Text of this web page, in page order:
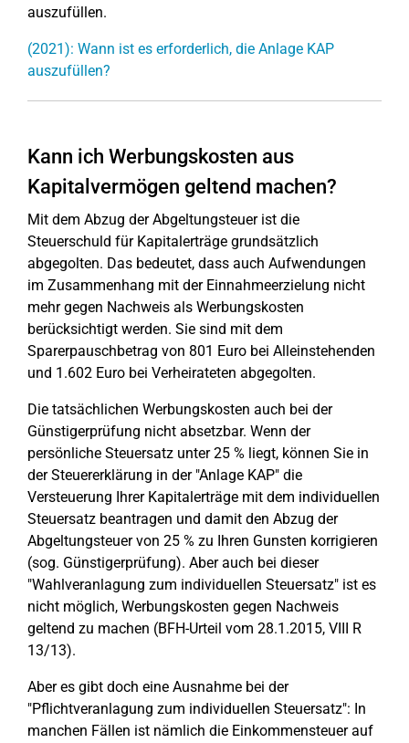
auszufüllen.
(2021): Wann ist es erforderlich, die Anlage KAP
auszufüllen?
Kann ich Werbungskosten aus
Kapitalvermögen geltend machen?
Mit dem Abzug der Abgeltungsteuer ist die
Steuerschuld für Kapitalerträge grundsätzlich
abgegolten. Das bedeutet, dass auch Aufwendungen
im Zusammenhang mit der Einnahmeerzielung nicht
mehr gegen Nachweis als Werbungskosten
berücksichtigt werden. Sie sind mit dem
Sparerpauschbetrag von 801 Euro bei Alleinstehenden
und 1.602 Euro bei Verheirateten abgegolten.
Die tatsächlichen Werbungskosten auch bei der
Günstigerprüfung nicht absetzbar. Wenn der
persönliche Steuersatz unter 25 % liegt, können Sie in
der Steuererklärung in der "Anlage KAP" die
Versteuerung Ihrer Kapitalerträge mit dem individuellen
Steuersatz beantragen und damit den Abzug der
Abgeltungsteuer von 25 % zu Ihren Gunsten korrigieren
(sog. Günstigerprüfung). Aber auch bei dieser
"Wahlveranlagung zum individuellen Steuersatz" ist es
nicht möglich, Werbungskosten gegen Nachweis
geltend zu machen (BFH-Urteil vom 28.1.2015, VIII R
13/13).
Aber es gibt doch eine Ausnahme bei der
"Pflichtveranlagung zum individuellen Steuersatz": In
manchen Fällen ist nämlich die Einkommensteuer auf